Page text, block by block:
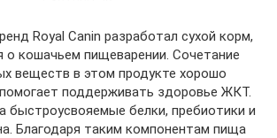
Royal Canin разработал сухой корм,
о кошачьем пищеварении. Сочетание
веществ в этом продукте хорошо
поддерживать здоровье ЖКТ.
быстроусвояемые белки, пребиотики и
Благодаря таким компонентам пища